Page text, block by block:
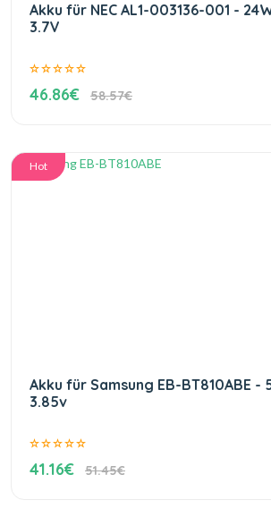
Akku für NEC AL1-003136-001 -
3.7V
46.86€ 58.57€
Hot
Akku für Samsung EB-BT810ABE -
3.85v
41.16€ 51.45€